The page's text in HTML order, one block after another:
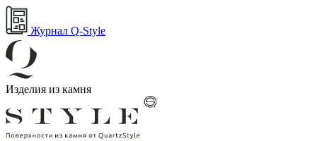
Журнал Q-Style
Изделия из камня